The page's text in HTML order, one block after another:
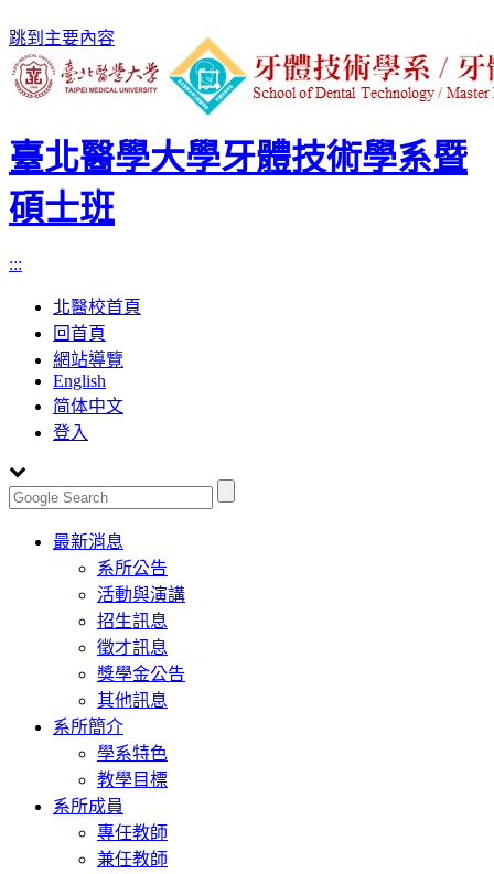
跳到主要內容
臺北醫學大學牙體技術學系暨
碩士班
:::
北醫校首頁
回首頁
網站導覽
English
简体中文
登入
Toggle
navigation
最新消息
系所公告
活動與演講
招生訊息
徵才訊息
獎學金公告
其他訊息
系所簡介
學系特色
教學目標
系所成員
專任教師
兼任教師